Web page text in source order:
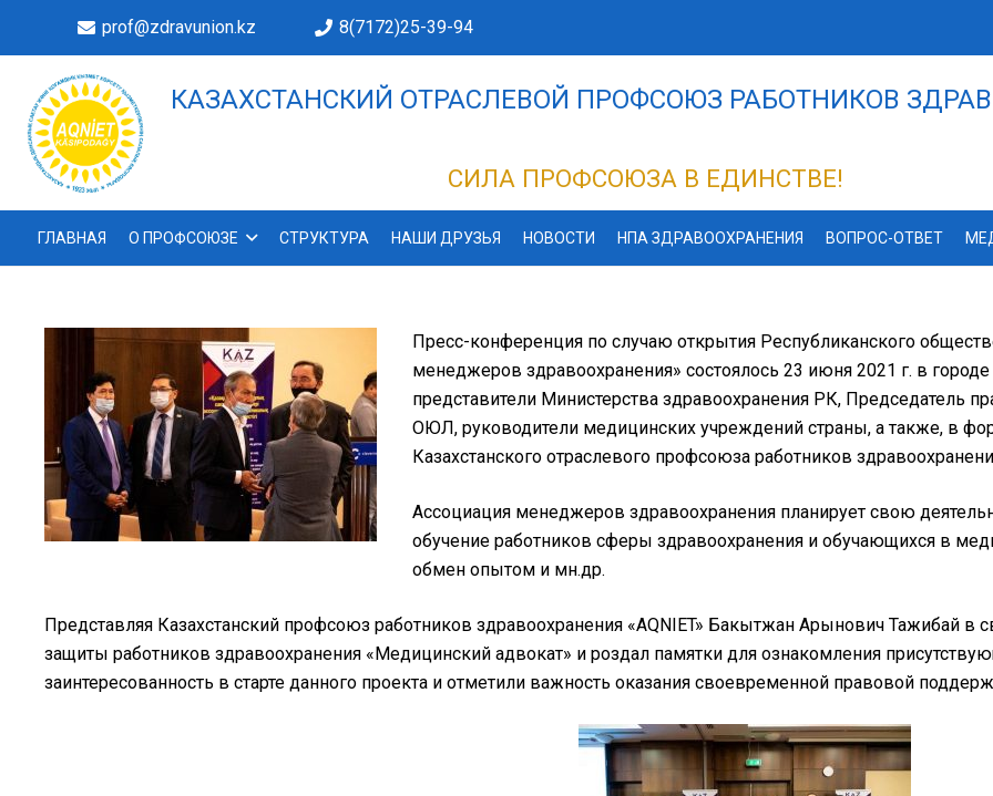
prof@zdravunion.kz 8(7172)25-39-94
КАЗАХСТАНСКИЙ ОТРАСЛЕВОЙ ПРОФСОЮЗ РАБОТНИКОВ
СИЛА ПРОФСОЮЗА В ЕДИНСТВЕ!
ГЛАВНАЯ О ПРОФСОЮЗЕ СТРУКТУРА НАШИ ДРУЗЬЯ НОВОСТИ НПА ЗДРАВООХРАНЕНИЯ ВОПРОС-ОТВЕТ
Пресс-конференция по случаю открытия Республиканского
менеджеров здравоохранения» состоялось 23 июня 2021 г. в
представители Министерства здравоохранения РК, Председатель
ОЮЛ, руководители медицинских учреждений страны, а также, в
Казахстанского отраслевого профсоюза работников
Ассоциация менеджеров здравоохранения планирует свою
обучение работников сферы здравоохранения и обучающихся в
обмен опытом и мн.др.
Представляя Казахстанский профсоюз работников здравоохранения «AQNIET» Бакытжан Арынович Тажибай в
защиты работников здравоохранения «Медицинский адвокат» и роздал памятки для ознакомления
заинтересованность в старте данного проекта и отметили важность оказания своевременной правовой